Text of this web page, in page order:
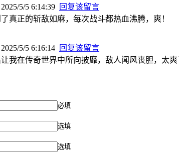
5/5 6:14:39 回复该留言
真正的斩敌如麻，每次战斗都热血沸腾，爽！
5/5 6:16:14 回复该留言
我在传奇世界中所向披靡，敌人闻风丧胆，太爽
必填
选填
选填